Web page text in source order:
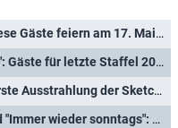
"ZDF-Fernsehgarten": Diese Gäste feiern am 17. Mai 2026 eine große "Schlagerparty"
"Immer wieder sonntags": Gäste für letzte Staffel 2026 verkündet
"Tramitz and Friends": Erste Ausstrahlung der Sketchshow seit zwölf Jahren
"ZDF-Fernsehgarten" und "Immer wieder sonntags": Diese Gäste sind am 1. September 2024 dabei